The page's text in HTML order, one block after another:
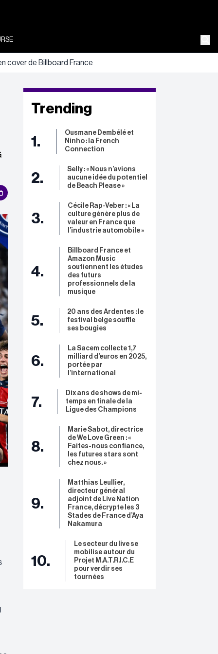
cover de Billboard France
Trending
1.
Ousmane Dembélé et
Ninho : la French
Connection
2.
Selly : « Nous n’avions
aucune idée du potentiel
de Beach Please »
3.
Cécile Rap-Veber : « La
culture génère plus de
valeur en France que
l’industrie automobile »
4.
Billboard France et
Amazon Music
soutiennent les études
des futurs
professionnels de la
musique
5.
20 ans des Ardentes : le
festival belge souffle
ses bougies
6.
La Sacem collecte 1,7
milliard d’euros en 2025,
portée par
l’international
7.
Dix ans de shows de mi-
temps en finale de la
Ligue des Champions
8.
Marie Sabot, directrice
de We Love Green : «
Faites-nous confiance,
les futures stars sont
chez nous. »
9.
Matthias Leullier,
directeur général
adjoint de Live Nation
France, décrypte les 3
Stades de France d’Aya
Nakamura
10.
Le secteur du live se
mobilise autour du
Projet M.A.T.R.I.C.E
pour verdir ses
tournées